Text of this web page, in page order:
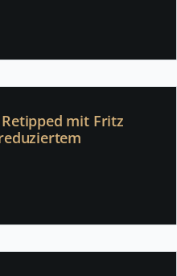
Retipped mit Fritz